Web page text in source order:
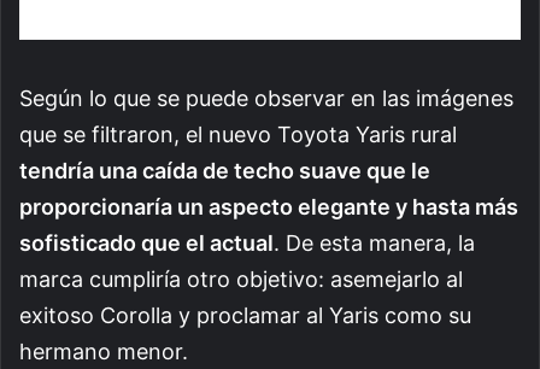
Según lo que se puede observar en las imágenes
que se filtraron, el nuevo Toyota Yaris rural
tendría una caída de techo suave que le
proporcionaría un aspecto elegante y hasta más
sofisticado que el actual. De esta manera, la
marca cumpliría otro objetivo: asemejarlo al
exitoso Corolla y proclamar al Yaris como su
hermano menor.